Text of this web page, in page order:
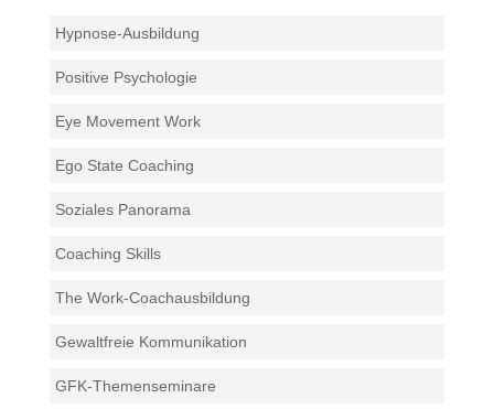
Hypnose-Ausbildung
Positive Psychologie
Eye Movement Work
Ego State Coaching
Soziales Panorama
Coaching Skills
The Work-Coachausbildung
Gewaltfreie Kommunikation
GFK-Themenseminare